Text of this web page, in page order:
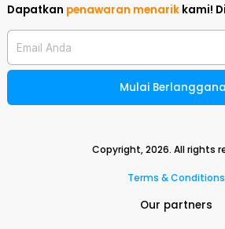
Dapatkan penawaran menarik kami!
Email Anda
Mulai
Copyright,2026. All rights
Terms & Conditions
Our partners